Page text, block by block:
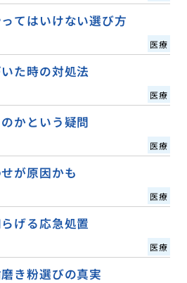
てはいけない選び方
医療
た時の対処法
医療
かという疑問
医療
が原因かも
医療
げる応急処置
医療
き粉選びの真実